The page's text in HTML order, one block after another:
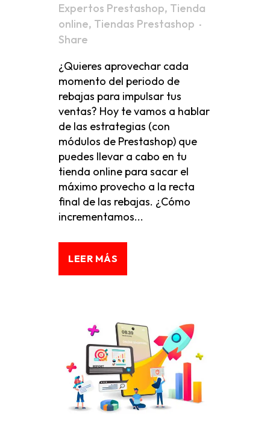
Expertos Prestashop, Tienda
online, Tiendas Prestashop
Share
¿Quieres aprovechar cada
momento del periodo de
rebajas para impulsar tus
ventas? Hoy te vamos a hablar
de las estrategias (con
módulos de Prestashop) que
puedes llevar a cabo en tu
tienda online para sacar el
máximo provecho a la recta
final de las rebajas. ¿Cómo
incrementamos...
LEER MÁS